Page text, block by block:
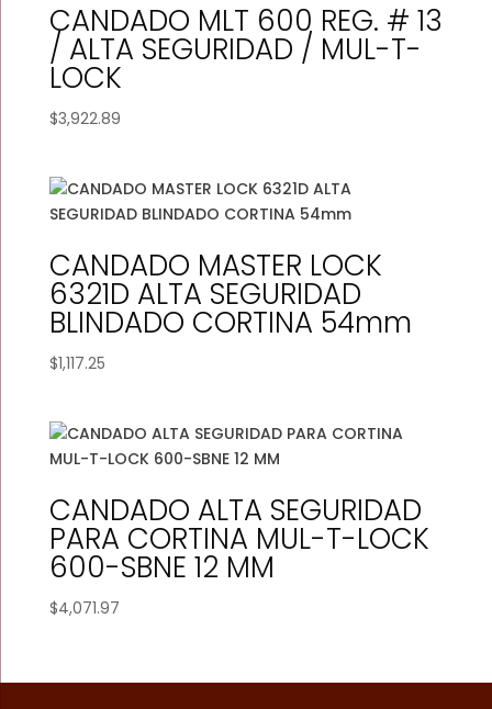
CANDADO MLT 600 REG. # 13
/ ALTA SEGURIDAD / MUL-T-
LOCK
$3,922.89
CANDADO MASTER LOCK
6321D ALTA SEGURIDAD
BLINDADO CORTINA 54mm
$1,117.25
CANDADO ALTA SEGURIDAD
PARA CORTINA MUL-T-LOCK
600-SBNE 12 MM
$4,071.97